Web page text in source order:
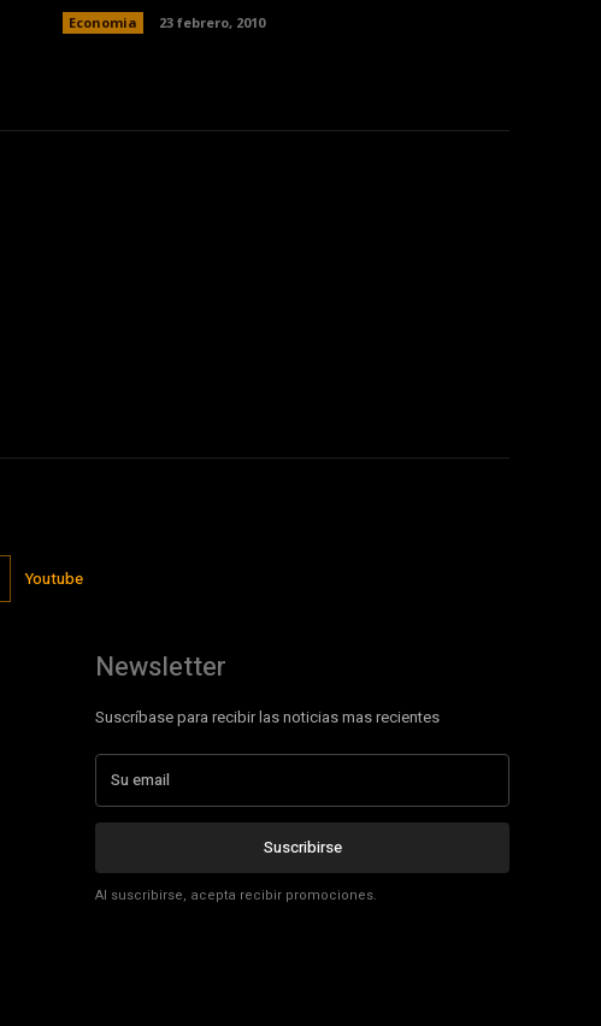
Economia 23 febrero, 2010
Youtube
Newsletter
Suscríbase para recibir las noticias mas recientes
Suscribirse
Al suscribirse, acepta recibir promociones.